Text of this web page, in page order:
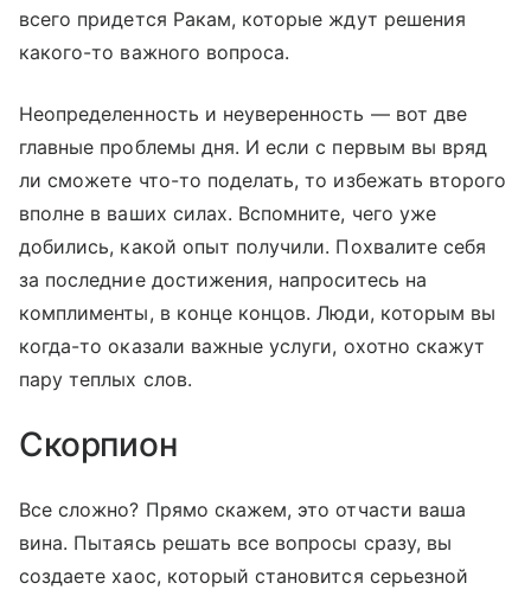
всего придется Ракам, которые ждут решения
какого-то важного вопроса.
Неопределенность и неуверенность — вот две
главные проблемы дня. И если с первым вы вряд
ли сможете что-то поделать, то избежать второго
вполне в ваших силах. Вспомните, чего уже
добились, какой опыт получили. Похвалите себя
за последние достижения, напроситесь на
комплименты, в конце концов. Люди, которым вы
когда-то оказали важные услуги, охотно скажут
пару теплых слов.
Скорпион
Все сложно? Прямо скажем, это отчасти ваша
вина. Пытаясь решать все вопросы сразу, вы
создаете хаос, который становится серьезной